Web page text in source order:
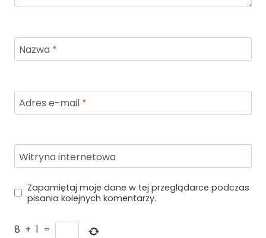
Nazwa *
Adres e-mail *
Witryna internetowa
Zapamiętaj moje dane w tej przeglądarce podczas
pisania kolejnych komentarzy.
8 + 1 =